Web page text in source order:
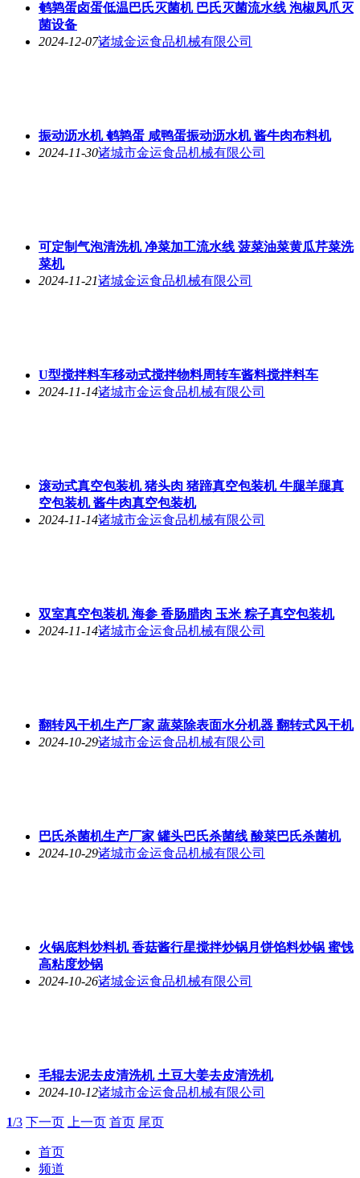
鹌鹑蛋卤蛋低温巴氏灭菌机 巴氏灭菌流水线 泡椒凤爪灭
菌设备
2024-12-07诸城金运食品机械有限公司
振动沥水机 鹌鹑蛋 咸鸭蛋振动沥水机 酱牛肉布料机
2024-11-30诸城市金运食品机械有限公司
可定制气泡清洗机 净菜加工流水线 菠菜油菜黄瓜芹菜洗
菜机
2024-11-21诸城金运食品机械有限公司
U型搅拌料车移动式搅拌物料周转车酱料搅拌料车
2024-11-14诸城市金运食品机械有限公司
滚动式真空包装机 猪头肉 猪蹄真空包装机 牛腿羊腿真
空包装机 酱牛肉真空包装机
2024-11-14诸城市金运食品机械有限公司
双室真空包装机 海参 香肠腊肉 玉米 粽子真空包装机
2024-11-14诸城市金运食品机械有限公司
翻转风干机生产厂家 蔬菜除表面水分机器 翻转式风干机
2024-10-29诸城市金运食品机械有限公司
巴氏杀菌机生产厂家 罐头巴氏杀菌线 酸菜巴氏杀菌机
2024-10-29诸城市金运食品机械有限公司
火锅底料炒料机 香菇酱行星搅拌炒锅月饼馅料炒锅 蜜饯
高粘度炒锅
2024-10-26诸城金运食品机械有限公司
毛辊去泥去皮清洗机 土豆大姜去皮清洗机
2024-10-12诸城市金运食品机械有限公司
1/3 下一页 上一页 首页 尾页
首页
频道